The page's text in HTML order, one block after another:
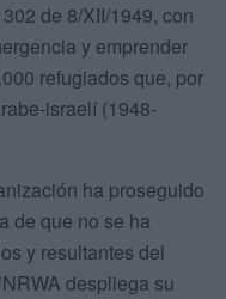
de 8/XII/1949, con
y emprender
refugiados que, por
israelí (1948-
ha proseguido
de que no se ha
y resultantes del
despliega su